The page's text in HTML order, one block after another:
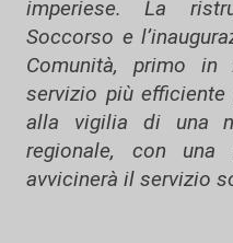
imperiese. La
Soccorso e
Comunità, primo in
servizio più
alla vigilia di una
regionale, con una
avvicinerà il servizio